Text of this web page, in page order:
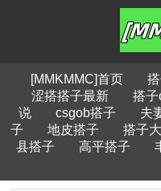
[MMKMMC]首页
涩搭搭子最新
搭子
说
csgob搭子 夫
子
地皮搭子 搭子
县搭子
高平搭子